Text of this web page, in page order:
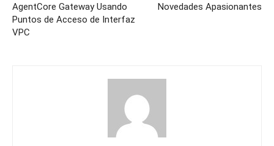
AgentCore Gateway Usando
Puntos de Acceso de Interfaz
VPC
Novedades Apasionantes